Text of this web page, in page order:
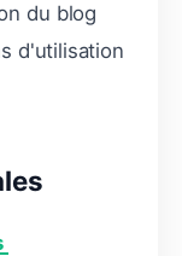
du blog
d'utilisation